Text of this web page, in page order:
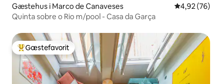
Gæstehus i Marco de Canaveses 4,92 ud af 5 i
4,92 (76)
Quinta sobre o Rio m/pool - Casa da Garça
Bedste gæstefavorit
Gæstefavorit